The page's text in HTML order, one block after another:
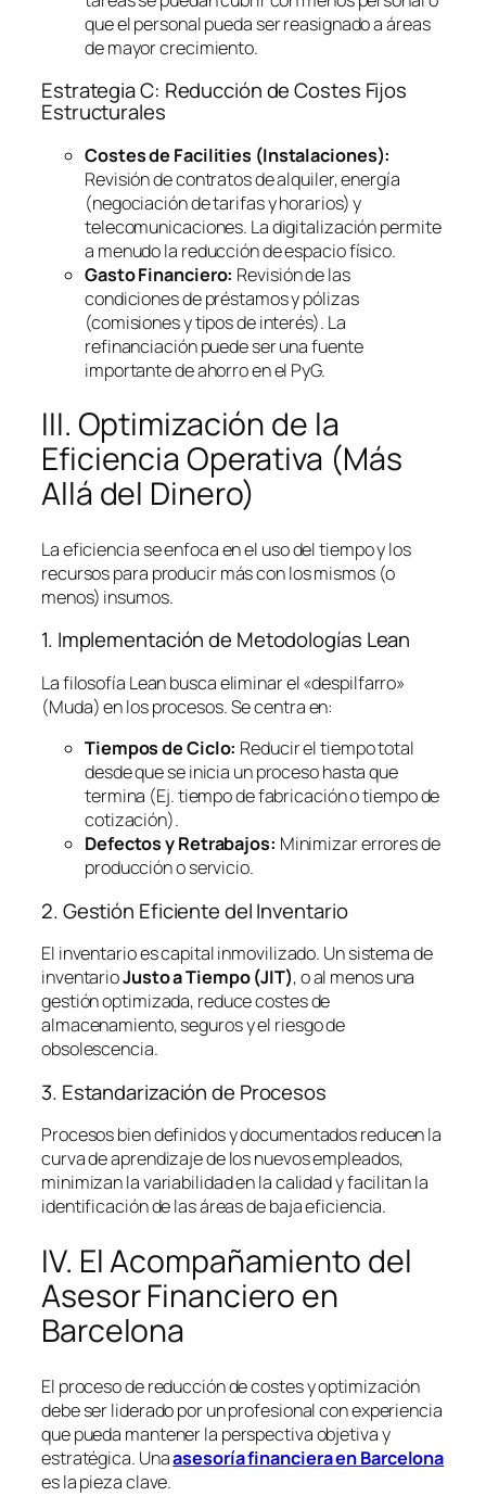
que el personal pueda ser reasignado a áreas
de mayor crecimiento.
Estrategia C: Reducción de Costes Fijos
Estructurales
Costes de Facilities (Instalaciones):
Revisión de contratos de alquiler, energía
(negociación de tarifas y horarios) y
telecomunicaciones. La digitalización permite
a menudo la reducción de espacio físico.
Gasto Financiero: Revisión de las
condiciones de préstamos y pólizas
(comisiones y tipos de interés). La
refinanciación puede ser una fuente
importante de ahorro en el PyG.
III. Optimización de la
Eficiencia Operativa (Más
Allá del Dinero)
La eficiencia se enfoca en el uso del tiempo y los
recursos para producir más con los mismos (o
menos) insumos.
1. Implementación de Metodologías Lean
La filosofía Leanbusca eliminar el «despilfarro»
(Muda) en los procesos. Se centra en:
Tiempos de Ciclo: Reducir el tiempo total
desde que se inicia un proceso hasta que
termina (Ej. tiempo de fabricación o tiempo de
cotización).
Defectos y Retrabajos: Minimizar errores de
producción o servicio.
2. Gestión Eficiente del Inventario
El inventario es capital inmovilizado. Un sistema de
inventarioJusto a Tiempo (JIT), o al menos una
gestión optimizada, reduce costes de
almacenamiento, seguros y el riesgo de
obsolescencia.
3. Estandarización de Procesos
Procesos bien definidos y documentados reducen la
curva de aprendizaje de los nuevos empleados,
minimizan la variabilidad en la calidad y facilitan la
identificación de las áreas de baja eficiencia.
IV. El Acompañamiento del
Asesor Financiero en
Barcelona
El proceso de reducción de costes y optimización
debe ser liderado por un profesional con experiencia
que pueda mantener la perspectiva objetiva y
estratégica. Unaasesoría financiera en Barcelona
es la pieza clave.